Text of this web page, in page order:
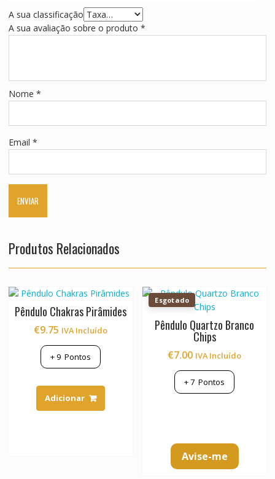
A sua classificação
A sua avaliação sobre o produto *
Nome *
Email *
Produtos Relacionados
Pêndulo Chakras Pirâmides
€9.75 IVA Incluído
+9Pontos
Adicionar
Esgotado
Pêndulo Quartzo Branco
Chips
€7.00 IVA Incluído
+7 Pontos
Avise-me